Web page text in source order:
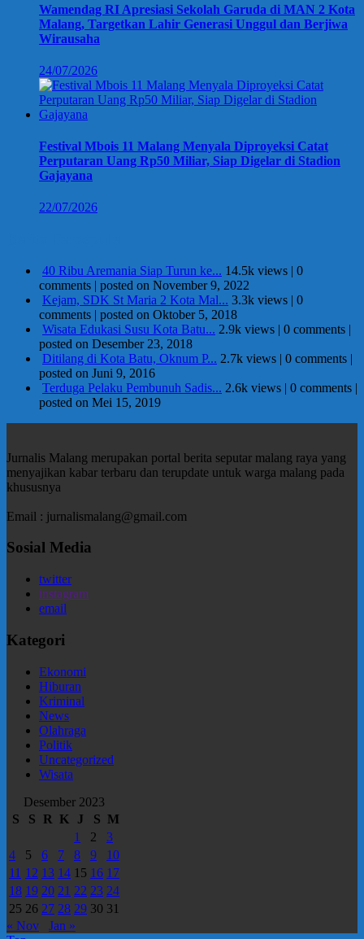
Wamendag RI Apresiasi Sekolah Garuda di MAN 2 Kota
Malang, Targetkan Lahir Generasi Unggul dan Berjiwa
Wirausaha
24/07/2026
Festival Mbois 11 Malang Menyala Diproyeksi Catat
Perputaran Uang Rp50 Miliar, Siap Digelar di Stadion
Gajayana
22/07/2026
40 Ribu Aremania Siap Turun ke... 14.5k views | 0
comments | posted on November 9, 2022
Kejam, SDK St Maria 2 Kota Mal... 3.3k views | 0
comments | posted on Oktober 5, 2018
Wisata Edukasi Susu Kota Batu... 2.9k views | 0 comments |
posted on Desember 23, 2018
Ditilang di Kota Batu, Oknum P... 2.7k views | 0 comments |
posted on Juni 9, 2016
Terduga Pelaku Pembunuh Sadis... 2.6k views | 0 comments |
posted on Mei 15, 2019
Jurnalis Malang merupakan portal berita seputar malang raya yang
menyajikan kabar terbaru dan terupdate untuk warga malang pada
khususnya
Email : jurnalismalang@gmail.com
Sosial Media
twitter
instagram
email
Kategori
Ekonomi
Hiburan
Kriminal
News
Olahraga
Politik
Uncategorized
Wisata
Desember 2023
S
S R K J S M
1
2
3
4
5 6 7 8 9
10
11 12 13 14 15 16 17
18 19 20 21 22 23 24
25 26 27 28 29 30 31
« Nov
Jan »